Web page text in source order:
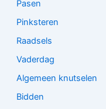
Pasen
Pinksteren
Raadsels
Vaderdag
Algemeen knutselen
Bidden